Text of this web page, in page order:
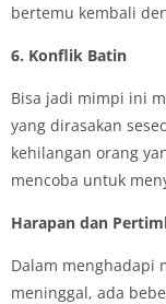
bertemu kembali
6. Konflik Batin
Bisa jadi mimpi ini
yang dirasakan
kehilangan orang
mencoba untuk
Harapan dan
Dalam menghadapi
meninggal, ada